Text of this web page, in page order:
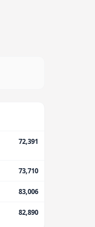
72,391
73,710
83,006
82,890